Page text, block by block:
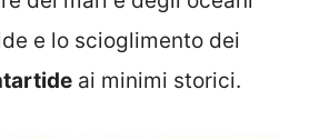
e lo scioglimento dei
ai minimi storici.